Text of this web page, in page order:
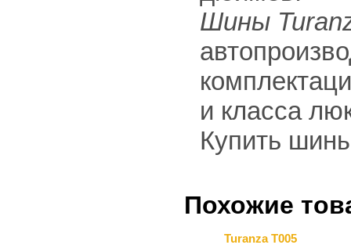
Шины
и класса
Купить
Похожие
Turanza T005